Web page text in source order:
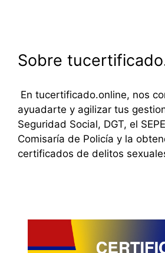
Sobre
En tucertificado.online, nos
ayuadarte y agilizar tus
Seguridad Social, DGT, el
Comisaría de Policía y la
certificados de delitos